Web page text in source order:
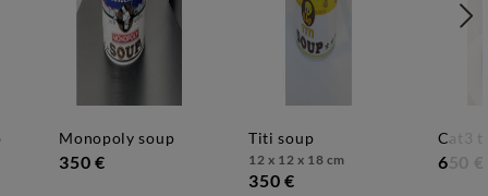
monopoly soup
350 €
titi soup
12 x 12 x 18 cm
350 €
cat3
650 €